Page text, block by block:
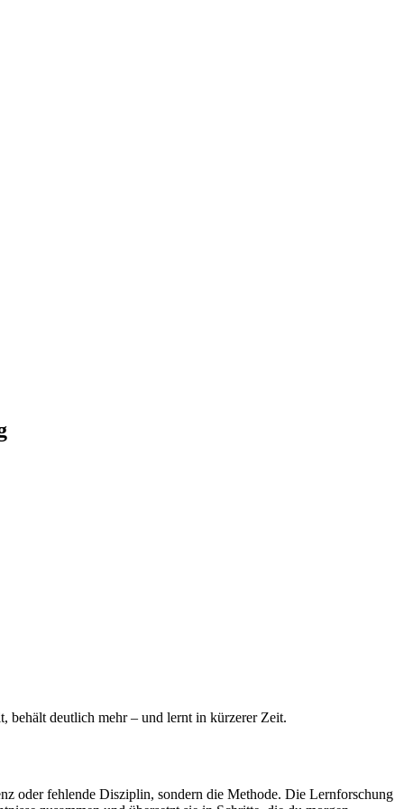
behält deutlich mehr – und lernt in kürzerer Zeit.
oder fehlende Disziplin, sondern die Methode. Die Lernforschung